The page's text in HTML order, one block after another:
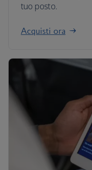
tuo posto.
Acquisti ora